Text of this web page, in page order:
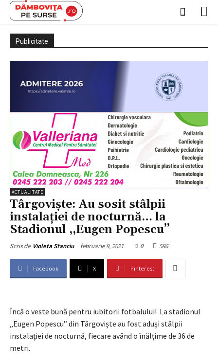
Publicitate
ACTUALITATE
Târgoviște: Au sosit stâlpii
instalației de nocturnă… la
Stadionul ,,Eugen Popescu’’
Scris de Violeta Stanciu februarie 9, 2021 0 586
Facebook X Pinterest
Încă o veste bună pentru iubitorii fotbalului! La stadionul
„Eugen Popescu” din Târgoviște au fost aduși stâlpii
instalației de nocturnă, fiecare având o înălțime de 36 de
metri.